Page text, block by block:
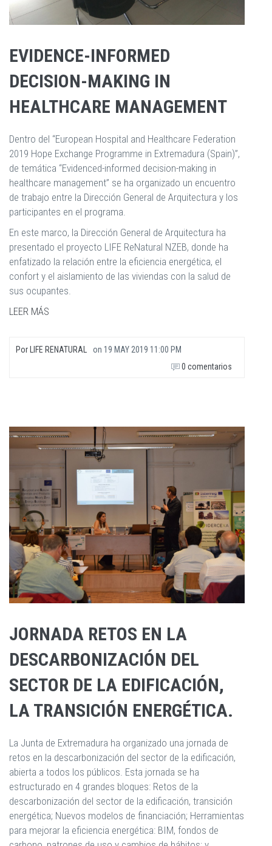
EVIDENCE-INFORMED
DECISION-MAKING IN
HEALTHCARE MANAGEMENT
Dentro del “European Hospital and Healthcare Federation
2019 Hope Exchange Programme in Extremadura (Spain)”,
de temática “Evidenced-informed decision-making in
healthcare management” se ha organizado un encuentro
de trabajo entre la Dirección General de Arquitectura y los
participantes en el programa.
En este marco, la Dirección General de Arquitectura ha
presentado el proyecto LIFE ReNatural NZEB, donde ha
enfatizado la relación entre la eficiencia energética, el
confort y el aislamiento de las viviendas con la salud de
sus ocupantes.
LEER MÁS
Por LIFE RENATURAL on 19 MAY 2019 11:00 PM
0 comentarios
JORNADA RETOS EN LA
DESCARBONIZACIÓN DEL
SECTOR DE LA EDIFICACIÓN,
LA TRANSICIÓN ENERGÉTICA.
La Junta de Extremadura ha organizado una jornada de
retos en la descarbonización del sector de la edificación,
abierta a todos los públicos. Esta jornada se ha
estructurado en 4 grandes bloques: Retos de la
descarbonización del sector de la edificación, transición
energética; Nuevos modelos de financiación; Herramientas
para mejorar la eficiencia energética: BIM, fondos de